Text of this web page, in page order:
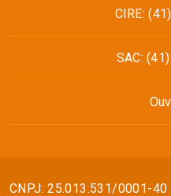
CIRE:
SAC:
CNPJ: 25.013.531/0001-